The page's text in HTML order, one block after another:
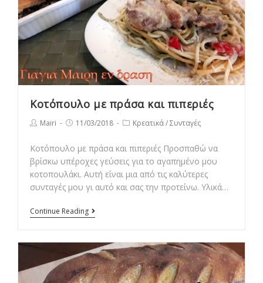
Κοτόπουλο με πράσα και πιπεριές
PostMairi
Post11/03/2018
PostΚρεατικά/Συνταγές
Κοτόπουλο με πράσα και πιπεριές Προσπαθώ να
βρίσκω υπέροχες γεύσεις για το αγαπημένο μου
κοτοπουλάκι. Αυτή είναι μια από τις καλύτερες
συνταγές μου γι αυτό και σας την προτείνω. Υλικά…
Continue Reading Κοτόπουλο
και
πιπεριές